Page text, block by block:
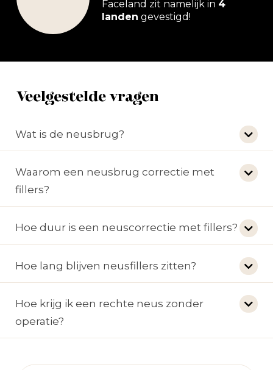
Faceland zit namelijk in 4
landen gevestigd!
Veelgestelde vragen
Wat is de neusbrug?
Waarom een neusbrug correctie met
fillers?
Hoe duur is een neuscorrectie met fillers?
Hoe lang blijven neusfillers zitten?
Hoe krijg ik een rechte neus zonder
operatie?